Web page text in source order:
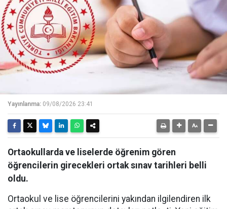
Yayınlanma: 09/08/2026 23:41
Ortaokullarda ve liselerde öğrenim gören
öğrencilerin girecekleri ortak sınav tarihleri belli
oldu.
Ortaokul ve lise öğrencilerini yakından ilgilendiren ilk